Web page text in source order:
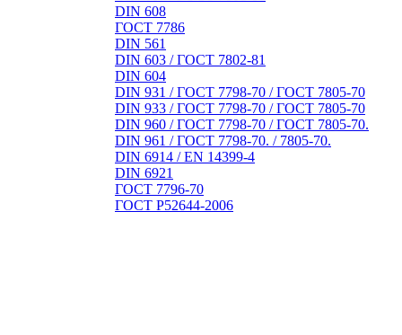
DIN 608
ГОСТ 7786
DIN 561
DIN 603 / ГОСТ 7802-81
DIN 604
DIN 931 / ГОСТ 7798-70 / ГОСТ 7805-70
DIN 933 / ГОСТ 7798-70 / ГОСТ 7805-70
DIN 960 / ГОСТ 7798-70 / ГОСТ 7805-70.
DIN 961 / ГОСТ 7798-70. / 7805-70.
DIN 6914 / EN 14399-4
DIN 6921
ГОСТ 7796-70
ГОСТ Р52644-2006